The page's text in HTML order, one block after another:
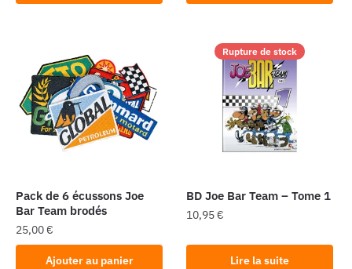
Pack de 6 écussons Joe
Bar Team brodés
25,00€
Ajouter au panier
Rupture de stock
BD Joe Bar Team – Tome 1
10,95€
Lire la suite